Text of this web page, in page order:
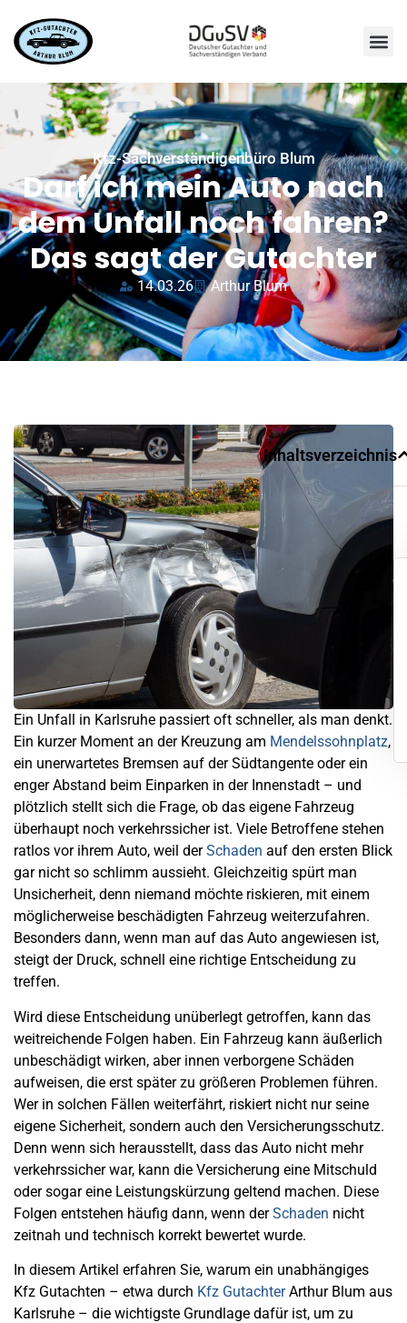
Kfz-Sachverständigenbüro Blum
Darf ich mein Auto nach
dem Unfall noch fahren?
Das sagt der Gutachter
14.03.26 Arthur Blum
Ein Unfall in Karlsruhe passiert oft schneller, als man denkt.
Ein kurzer Moment an der Kreuzung am Mendelssohnplatz,
ein unerwartetes Bremsen auf der Südtangente oder ein
enger Abstand beim Einparken in der Innenstadt – und
plötzlich stellt sich die Frage, ob das eigene Fahrzeug
überhaupt noch verkehrssicher ist. Viele Betroffene stehen
ratlos vor ihrem Auto, weil derSchaden auf den ersten Blick
gar nicht so schlimm aussieht. Gleichzeitig spürt man
Unsicherheit, denn niemand möchte riskieren, mit einem
möglicherweise beschädigten Fahrzeug weiterzufahren.
Besonders dann, wenn man auf das Auto angewiesen ist,
steigt der Druck, schnell eine richtige Entscheidung zu
treffen.
Wird diese Entscheidung unüberlegt getroffen, kann das
weitreichende Folgen haben. Ein Fahrzeug kann äußerlich
unbeschädigt wirken, aber innen verborgene Schäden
aufweisen, die erst später zu größeren Problemen führen.
Wer in solchen Fällen weiterfährt, riskiert nicht nur seine
eigene Sicherheit, sondern auch den Versicherungsschutz.
Denn wenn sich herausstellt, dass das Auto nicht mehr
verkehrssicher war, kann die Versicherung eine Mitschuld
oder sogar eine Leistungskürzung geltend machen. Diese
Folgen entstehen häufig dann, wenn derSchaden nicht
zeitnah und technisch korrekt bewertet wurde.
In diesem Artikel erfahren Sie, warum ein unabhängiges
Kfz Gutachten – etwa durch Kfz GutachterArthur Blum aus
Karlsruhe – die wichtigste Grundlage dafür ist, um zu
Inhaltsverzeichnis